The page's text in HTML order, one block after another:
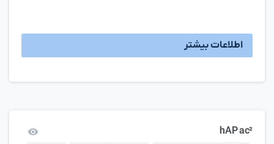
اطلاعات بیشتر
hAP ac²